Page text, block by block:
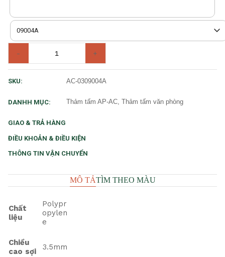
- +
09004A
SKU: AC-0309004A
DANHH MỤC: Thảm tấm AP-AC, Thảm tấm văn phòng
GIAO & TRẢ HÀNG
THÔNG TIN VẬN CHUYỂN
ĐIỀU KHOẢN & ĐIỀU KIỆN
MÔ TẢTÌM THEO MÀU
Chất
liệu
Polypr
opylen
e
Chiều
cao sợi
3.5mm